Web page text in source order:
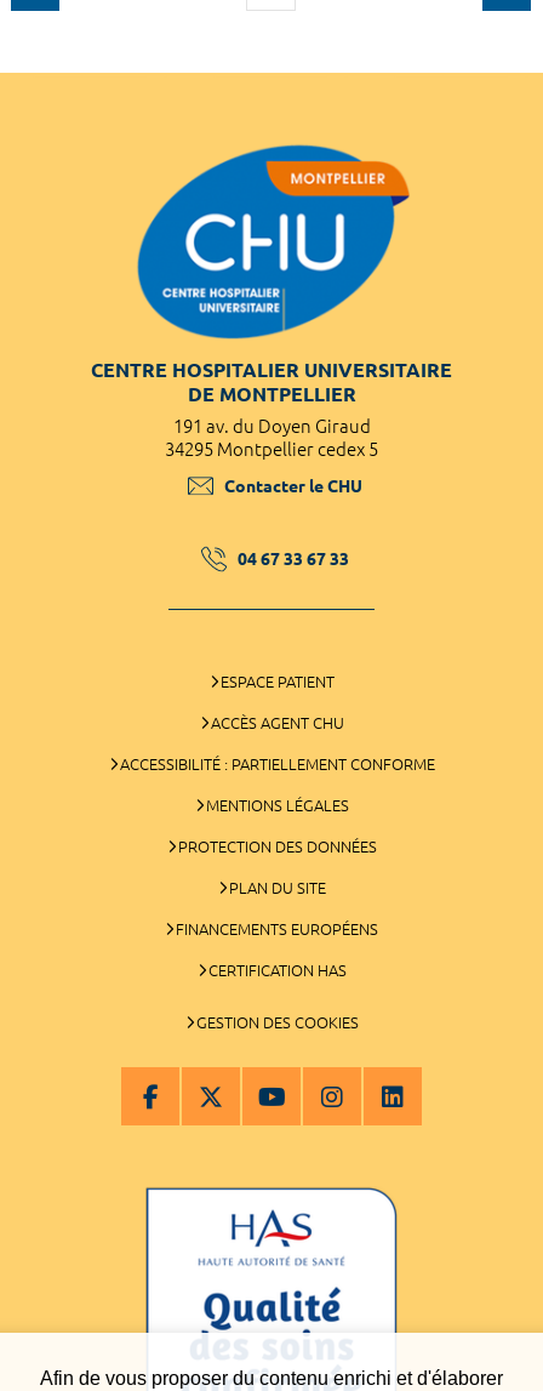
Afin de vous proposer du contenu enrichi et d'élaborer
CENTRE HOSPITALIER UNIVERSITAIRE
DE MONTPELLIER
191 av. du Doyen Giraud
34295 Montpellier cedex 5
Contacter le CHU
04 67 33 67 33
ESPACE PATIENT
ACCÈS AGENT CHU
ACCESSIBILITÉ : PARTIELLEMENT CONFORME
MENTIONS LÉGALES
PROTECTION DES DONNÉES
PLAN DU SITE
FINANCEMENTS EUROPÉENS
CERTIFICATION HAS
GESTION DES COOKIES